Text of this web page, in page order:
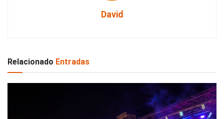
David
Relacionado Entradas